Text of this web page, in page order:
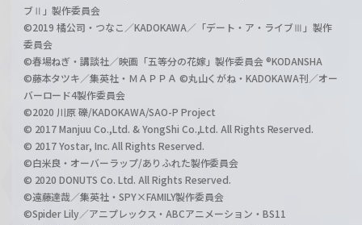
ブⅡ」製作委員会
©2019 橘公司・つなこ／KADOKAWA／「デート・ア・ライブⅢ」製作
委員会
©春場ねぎ・講談社／映画「五等分の花嫁」製作委員会 ®KODANSHA
©藤本タツキ／集英社・ＭＡＰＰＡ ©丸山くがね・KADOKAWA刊／オー
バーロード4製作委員会
©2020 川原 礫/KADOKAWA/SAO-P Project
© 2017 Manjuu Co.,Ltd. & YongShi Co.,Ltd. All Rights Reserved.
© 2017 Yostar, Inc. All Rights Reserved.
©白米良・オーバーラップ/ありふれた製作委員会
© 2020 DONUTS Co. Ltd. All Rights Reserved.
©遠藤達哉／集英社・SPY×FAMILY製作委員会
©Spider Lily／アニプレックス・ABCアニメーション・BS11